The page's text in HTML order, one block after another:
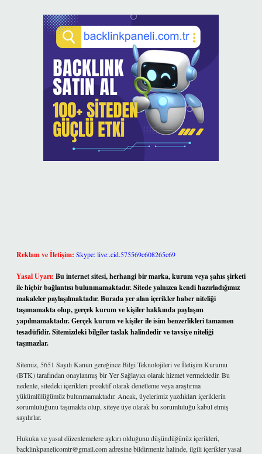
Reklam ve İletişim: Skype: live:.cid.575569c608265c69
Yasal Uyarı: Bu internet sitesi, herhangi bir marka, kurum veya şahıs şirketi
ile hiçbir bağlantısı bulunmamaktadır. Sitede yalnızca kendi hazırladığımız
makaleler paylaşılmaktadır. Burada yer alan içerikler haber niteliği
taşımamakta olup, gerçek kurum ve kişiler hakkında paylaşım
yapılmamaktadır. Gerçek kurum ve kişiler ile isim benzerlikleri tamamen
tesadüfidir. Sitemizdeki bilgiler taslak halindedir ve tavsiye niteliği
taşımazlar.
Sitemiz, 5651 Sayılı Kanun gereğince Bilgi Teknolojileri ve İletişim Kurumu
(BTK) tarafından onaylanmış bir Yer Sağlayıcı olarak hizmet vermektedir. Bu
nedenle, sitedeki içerikleri proaktif olarak denetleme veya araştırma
yükümlülüğümüz bulunmamaktadır. Ancak, üyelerimiz yazdıkları içeriklerin
sorumluluğunu taşımakta olup, siteye üye olarak bu sorumluluğu kabul etmiş
sayılırlar.
Hukuka ve yasal düzenlemelere aykırı olduğunu düşündüğünüz içerikleri,
backlinkpanelicomtr@gmail.comadresine bildirmeniz halinde, ilgili içerikler yasal